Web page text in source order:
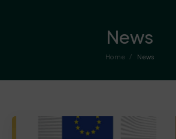
News
Home / News